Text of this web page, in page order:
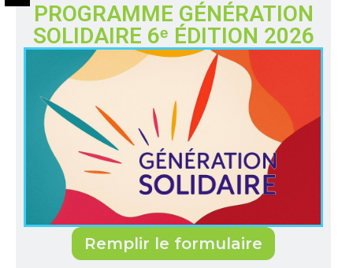
PROGRAMME GÉNÉRATION
SOLIDAIRE 6ᵉ ÉDITION 2026
Remplir le formulaire